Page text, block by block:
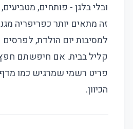
ובלי בלגן - פותחים, מטביעים,
זה מתאים יותר כפריפריה
למסיבות יום הולדת,
קליל בבית. אם חיפשתם
פריט רשמי שמרגיש כמו
הכיוון.